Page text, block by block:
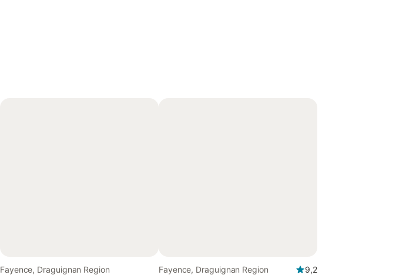
Fayence, Draguignan Region
Fayence, Draguignan Region
9,2